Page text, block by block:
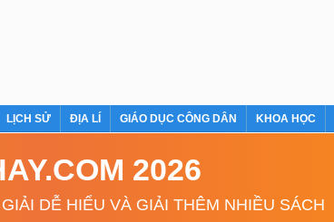
LỊCH SỬ ĐỊA LÍ GIÁO DỤC CÔNG DÂN KHOA HỌC
2026
DỄ HIỂU VÀ GIẢI THÊM NHIỀU SÁCH